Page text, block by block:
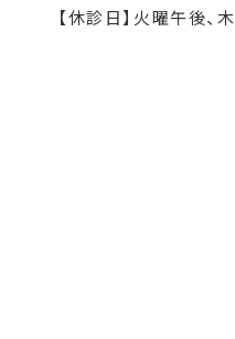
【休診日】火曜午後、